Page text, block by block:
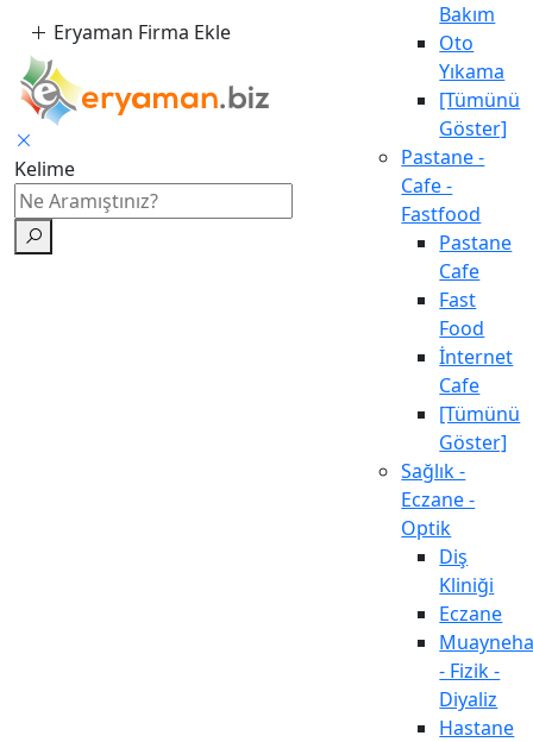
Eryaman Firma Ekle
Kelime
Bakım
Oto
Yıkama
[Tümünü
Göster]
Pastane -
Cafe -
Fastfood
Pastane
Cafe
Fast
Food
İnternet
Cafe
[Tümünü
Göster]
Sağlık -
Eczane -
Optik
Diş
Kliniği
Eczane
- Fizik -
Diyaliz
Hastane